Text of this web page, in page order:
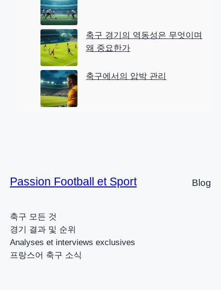
축구 경기의 역동성은 무엇이며
왜 중요한가
축구에서의 압박 관리
Passion Football et Sport
축구 모든 것
경기 결과 및 순위
Analyses et interviews exclusives
프랑스어 축구 소식
Blog